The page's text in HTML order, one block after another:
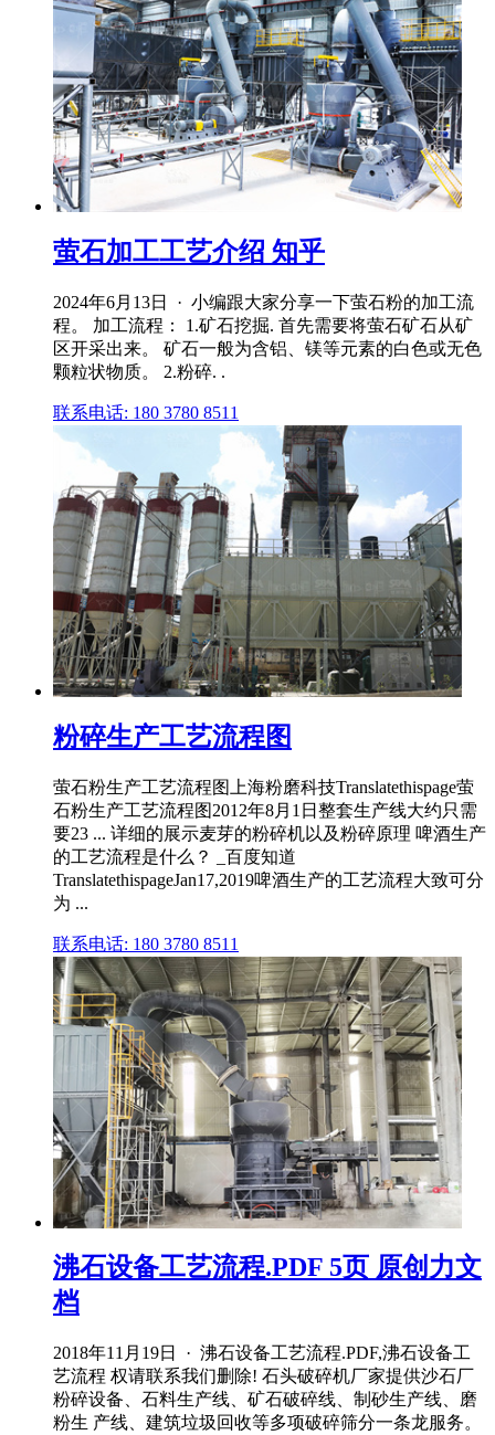
萤石加工工艺介绍 知乎
2024年6月13日 · 小编跟大家分享一下萤石粉的加工流
程。 加工流程： 1.矿石挖掘. 首先需要将萤石矿石从矿
区开采出来。 矿石一般为含铝、镁等元素的白色或无色
颗粒状物质。 2.粉碎. .
联系电话: 180 3780 8511
粉碎生产工艺流程图
萤石粉生产工艺流程图上海粉磨科技Translatethispage萤
石粉生产工艺流程图2012年8月1日整套生产线大约只需
要23 ... 详细的展示麦芽的粉碎机以及粉碎原理 啤酒生产
的工艺流程是什么？ _百度知道
TranslatethispageJan17,2019啤酒生产的工艺流程大致可分
为 ...
联系电话: 180 3780 8511
沸石设备工艺流程.PDF 5页 原创力文
档
2018年11月19日 · 沸石设备工艺流程.PDF,沸石设备工
艺流程 权请联系我们删除! 石头破碎机厂家提供沙石厂
粉碎设备、石料生产线、矿石破碎线、制砂生产线、磨
粉生 产线、建筑垃圾回收等多项破碎筛分一条龙服务。